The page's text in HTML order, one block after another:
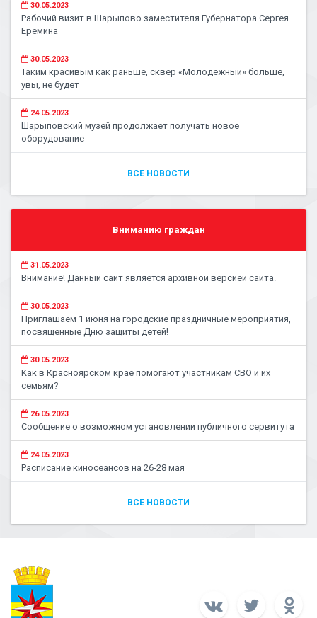
30.05.2023
Рабочий визит в Шарыпово заместителя Губернатора Сергея
Ерёмина
30.05.2023
Таким красивым как раньше, сквер «Молодежный» больше,
увы, не будет
24.05.2023
Шарыповский музей продолжает получать новое
оборудование
ВСЕ НОВОСТИ
Вниманию граждан
31.05.2023
Внимание! Данный сайт является архивной версией сайта.
30.05.2023
Приглашаем 1 июня на городские праздничные мероприятия,
посвященные Дню защиты детей!
30.05.2023
Как в Красноярском крае помогают участникам СВО и их
семьям?
26.05.2023
Сообщение о возможном установлении публичного сервитута
24.05.2023
Расписание киносеансов на 26-28 мая
ВСЕ НОВОСТИ